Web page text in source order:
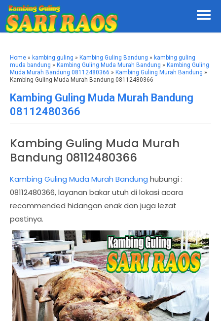
Home » kambing guling » Kambing Guling Bandung » kambing guling
muda bandung » Kambing Guling Muda Murah Bandung » Kambing Guling
Muda Murah Bandung 08112480366 » Kambing Guling Murah Bandung »
Kambing Guling Muda Murah Bandung 08112480366
Kambing Guling Muda Murah Bandung
08112480366
Kambing Guling Muda Murah
Bandung 08112480366
Kambing Guling Muda Murah Bandung hubungi :
08112480366, layanan bakar utuh di lokasi acara
recommended hidangan enak dan juga lezat
pastinya.